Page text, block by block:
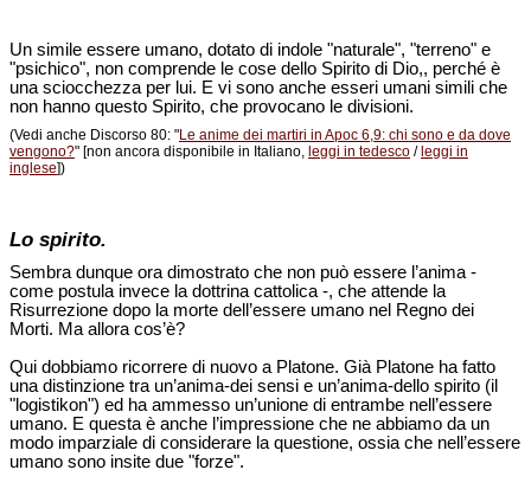
Un simile essere umano, dotato di indole "naturale", "terreno" e
"psichico", non comprende le cose dello Spirito di Dio,, perché è
una sciocchezza per lui. E vi sono anche esseri umani simili che
non hanno questo Spirito, che provocano le divisioni.
(Vedi anche Discorso 80: "Le anime dei martiri in Apoc 6,9: chi sono e da dove
vengono?" [non ancora disponibile in Italiano, leggi in tedesco / leggi in
inglese])
Lo spirito.
Sembra dunque ora dimostrato che non può essere l’anima -
come postula invece la dottrina cattolica -, che attende la
Risurrezione dopo la morte dell’essere umano nel Regno dei
Morti. Ma allora cos’è?
Qui dobbiamo ricorrere di nuovo a Platone. Già Platone ha fatto
una distinzione tra un’anima-dei sensi e un’anima-dello spirito (il
"logistikon") ed ha ammesso un’unione di entrambe nell’essere
umano. E questa è anche l’impressione che ne abbiamo da un
modo imparziale di considerare la questione, ossia che nell’essere
umano sono insite due "forze".